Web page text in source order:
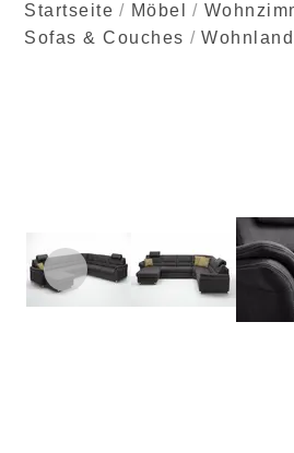
Startseite Möbel
Sofas & Couches